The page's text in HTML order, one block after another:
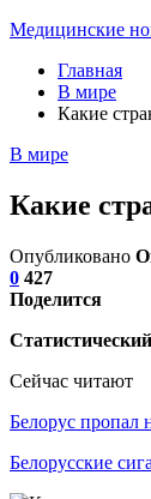
Медицинские
Главная
В мире
Какие
В мире
Какие
Опубликовано
0 427
Поделится
Сейчас читают
Белорус пропал
Белорусские